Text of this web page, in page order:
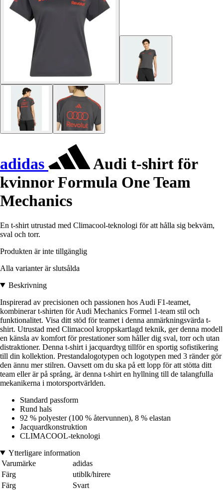
adidas
Audi t-shirt för
kvinnor Formula One Team
Mechanics
En t-shirt utrustad med Climacool-teknologi för att hålla sig bekväm,
sval och torr.
Produkten är inte tillgänglig
Alla varianter är slutsålda
Beskrivning
Inspirerad av precisionen och passionen hos Audi F1-teamet,
kombinerar t-shirten för Audi Mechanics Formel 1-team stil och
funktionalitet. Visa ditt stöd för teamet i denna anmärkningsvärda t-
shirt. Utrustad med Climacool kroppskartlagd teknik, ger denna modell
en känsla av komfort för prestationer som håller dig sval, torr och utan
distraktioner. Denna t-shirt i jacquardtyg tillför en sportig sofistikering
till din kollektion. Prestandalogotypen och logotypen med 3 ränder gör
den ännu mer stilren. Oavsett om du ska på ett lopp för att stötta ditt
team eller är på språng, är denna t-shirt en hyllning till de talangfulla
mekanikerna i motorsportvärlden.
Standard passform
Rund hals
92 % polyester (100 % återvunnen), 8 % elastan
Jacquardkonstruktion
CLIMACOOL-teknologi
Ytterligare information
Varumärke
adidas
Färg
utiblk/hirere
Färg
Svart